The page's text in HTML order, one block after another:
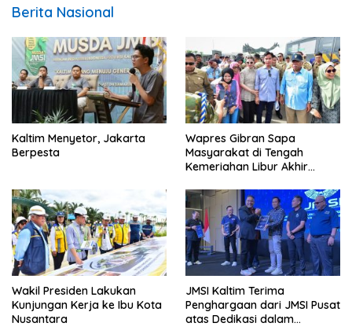
Berita Nasional
Kaltim Menyetor, Jakarta
Berpesta
Wapres Gibran Sapa
Masyarakat di Tengah
Kemeriahan Libur Akhir
Wakil Presiden Lakukan
Kunjungan Kerja ke Ibu Kota
Nusantara
JMSI Kaltim Terima
Penghargaan dari JMSI Pusat
atas Dedikasi dalam